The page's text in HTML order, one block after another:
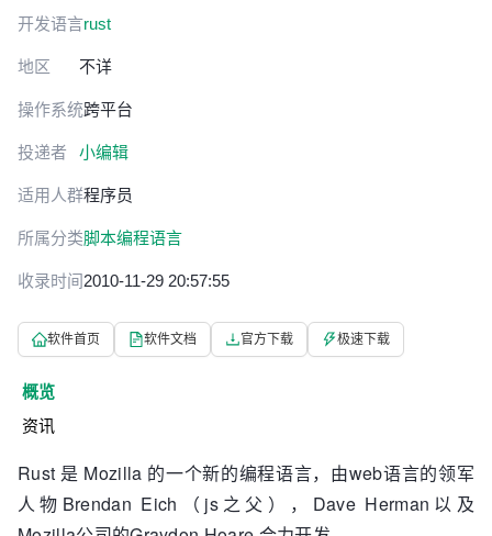
开发语言rust
地区 不详
操作系统跨平台
投递者 小编辑
适用人群程序员
所属分类脚本编程语言
收录时间2010-11-29 20:57:55
软件首页 软件文档 官方下载 极速下载
概览
资讯
Rust 是 Mozilla 的一个新的编程语言，由web语言的领军
人物Brendan Eich（js之父），Dave Herman以及